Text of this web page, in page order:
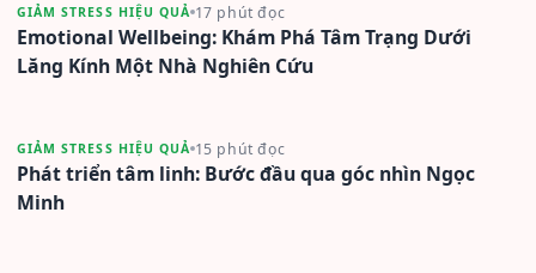
GIẢM STRESS HIỆU QUẢ 17 phút đọc
Emotional Wellbeing: Khám Phá Tâm Trạng Dưới
Lăng Kính Một Nhà Nghiên Cứu
GIẢM STRESS HIỆU QUẢ 15 phút đọc
Phát triển tâm linh: Bước đầu qua góc nhìn Ngọc
Minh